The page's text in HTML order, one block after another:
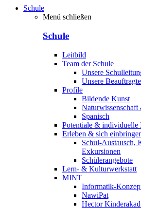
Schule
Menü schließen
Schule
Leitbild
Team der Schule
Unsere
Unsere
Profile
Bildende Kunst
Spanisch
Potentiale & individuelle
Erleben & sich
Schul-Austausch,
Exkursionen
Schülerangebote
Lern- & Kulturwerkstatt
MINT
Informatik-
NawiPat
Hector